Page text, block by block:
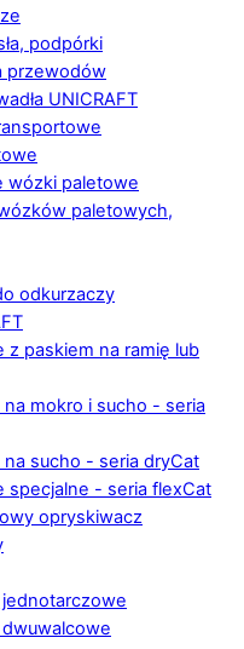
podpórki
przewodów
UNICRAFT
wózki paletowe
paletowych,
odkurzaczy
z paskiem na ramię lub
na mokro i sucho - seria
na sucho - seria dryCat
specjalne - seria flexCat
opryskiwacz